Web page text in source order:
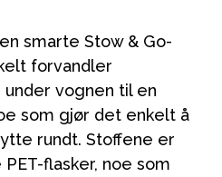
smarte Stow & Go-
forvandler
vognen til en
som gjør det enkelt å
rundt. Stoffene er
flasker, noe som